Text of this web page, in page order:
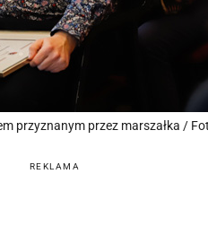
przyznanym przez marszałka /
REKLAMA